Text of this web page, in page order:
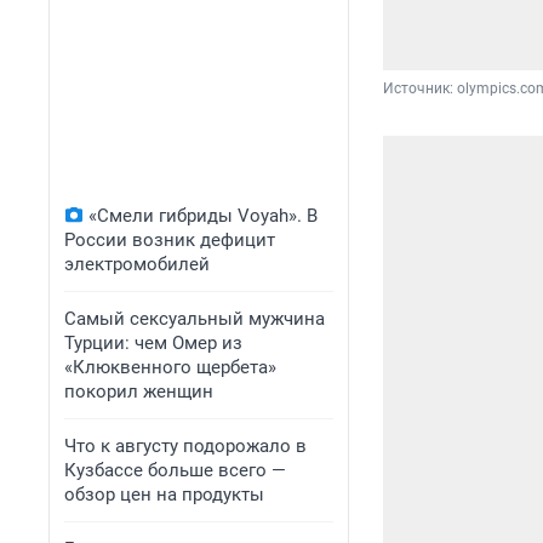
«Смели гибриды Voyah». В
России возник дефицит
электромобилей
Самый сексуальный мужчина
Турции: чем Омер из
«Клюквенного щербета»
покорил женщин
Что к августу подорожало в
Кузбассе больше всего —
обзор цен на продукты
Источник: